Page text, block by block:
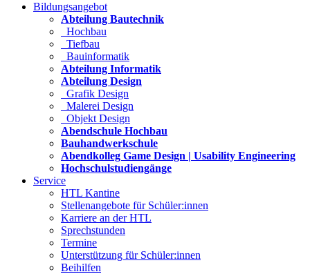
Bildungsangebot
Abteilung Bautechnik
Hochbau
Tiefbau
Bauinformatik
Abteilung Informatik
Abteilung Design
Grafik Design
Malerei Design
Objekt Design
Abendschule Hochbau
Bauhandwerkschule
Abendkolleg Game Design | Usability Engineering
Hochschulstudiengänge
Service
HTL Kantine
Stellenangebote für Schüler:innen
Karriere an der HTL
Sprechstunden
Termine
Unterstützung für Schüler:innen
Beihilfen